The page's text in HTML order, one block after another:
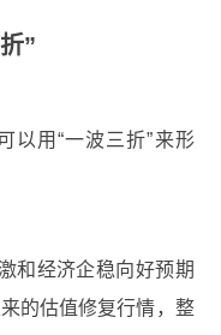
”
用“一波三折”来形
经济企稳向好预期
的估值修复行情，整